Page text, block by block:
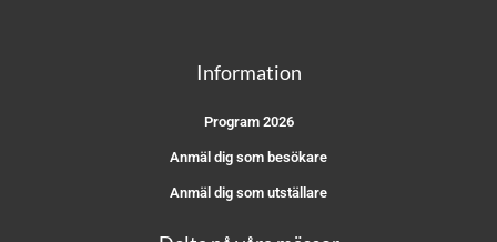
Information
Program 2026
Anmäl dig som besökare
Anmäl dig som utställare